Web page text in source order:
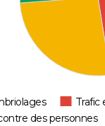
Trafic
des personnes